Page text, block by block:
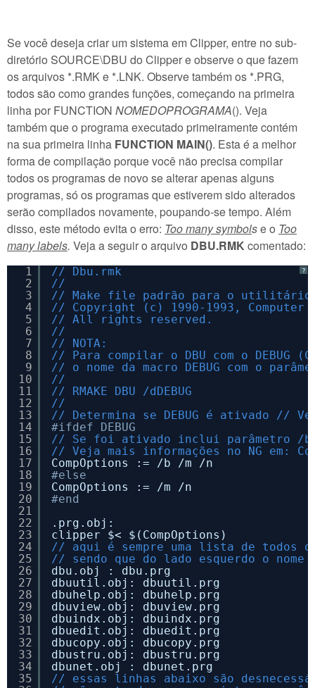
Se você deseja criar um sistema em Clipper, entre no sub-
diretório SOURCE\DBU do Clipper e observe o que fazem
os arquivos *.RMK e *.LNK. Observe também os *.PRG,
todos são como grandes funções, começando na primeira
linha por FUNCTION NOMEDOPROGRAMA(). Veja
também que o programa executado primeiramente contém
na sua primeira linha FUNCTION MAIN(). Esta é a melhor
forma de compilação porque você não precisa compilar
todos os programas de novo se alterar apenas alguns
programas, só os programas que estiverem sido alterados
serão compilados novamente, poupando-se tempo. Além
disso, este método evita o erro: Too many symbolse o Too
many labels. Veja a seguir o arquivo DBU.RMKcomentado:
?
1
2
3
4
5
6
7
8
9
10
11
12
13
14
15
16
17
18
19
20
21
22
23
24
25
26
27
28
29
30
31
32
33
34
35
// Dbu.rmk
//
// Make file padrão para o utilitário
// Copyright (c) 1990-1993,
// All rights reserved.
//
// NOTA:
// Para compilar o DBU com o DEBUG
// o nome da macro DEBUG com o
//
// RMAKE DBU /dDEBUG
//
// Determina se DEBUG é ativado //
#ifdef DEBUG
// Se foi ativado inclui parâmetro /b
// Veja mais informações no NG em:
CompOptions := /b /m /n
#else
CompOptions := /m /n
#end
.prg.obj:
clipper $< $(CompOptions)
// aqui é sempre uma lista de todos
// sendo que do lado esquerdo o
dbu.obj : dbu.prg
dbuutil.obj: dbuutil.prg
dbuhelp.obj: dbuhelp.prg
dbuview.obj: dbuview.prg
dbuindx.obj: dbuindx.prg
dbuedit.obj: dbuedit.prg
dbucopy.obj: dbucopy.prg
dbustru.obj: dbustru.prg
dbunet.obj : dbunet.prg
// essas linhas abaixo são